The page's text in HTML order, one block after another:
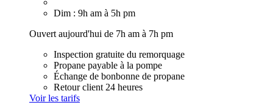
Dim : 9h am à 5h pm
Ouvert aujourd'hui de 7h am à 7h pm
Inspection gratuite du remorquage
Propane payable à la pompe
Échange de bonbonne de propane
Retour client 24 heures
Voir les tarifs